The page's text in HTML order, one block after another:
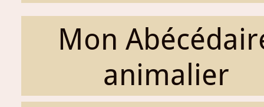
Mon
animalier